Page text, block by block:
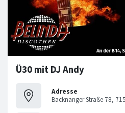
Ü30 mit DJ Andy
Adresse
Backnanger Straße 78,